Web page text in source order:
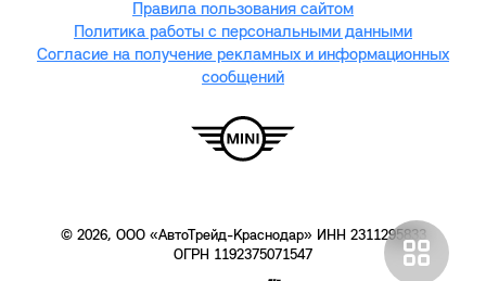
© 2026, ООО «АвтоТрейд-Краснодар» ИНН 2311295833
ОГРН 1192375071547
Правила пользования сайтом
Политика работы с персональными данными
Согласие на получение рекламных и информационных
сообщений